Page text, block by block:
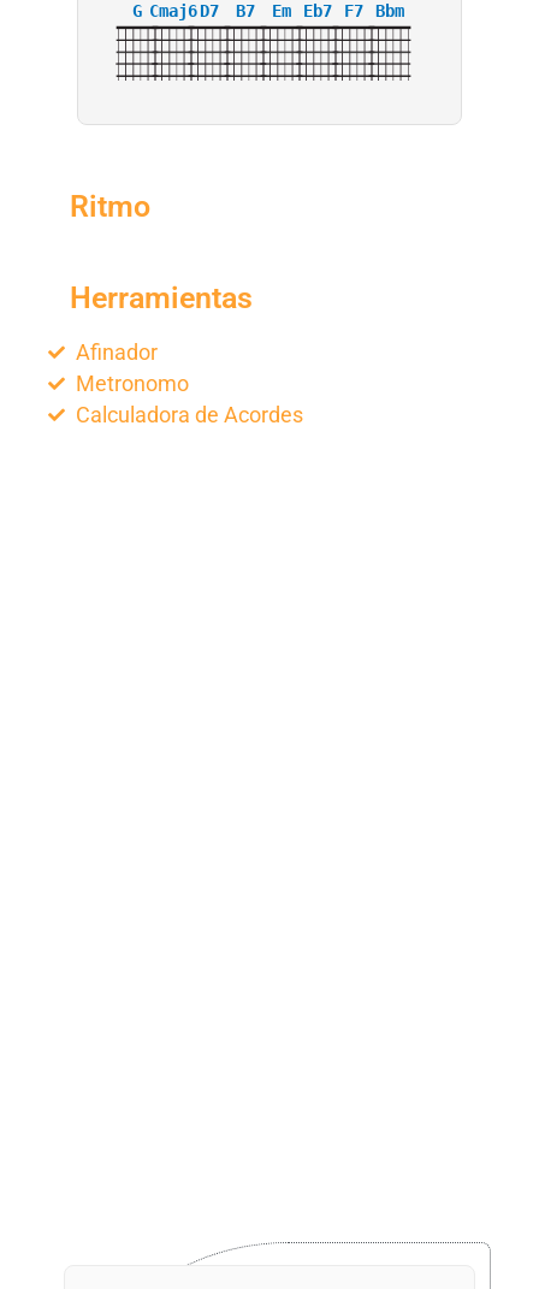
G Cmaj6D7 B7 Em Eb7 F7 Bbm
Ritmo
Herramientas
Afinador
Metronomo
Calculadora de Acordes